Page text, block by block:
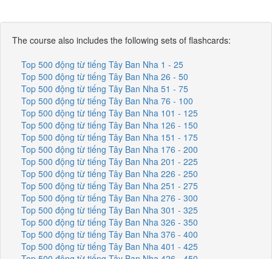
The course also includes the following sets of flashcards:
Top 500 động từ tiếng Tây Ban Nha 1 - 25
Top 500 động từ tiếng Tây Ban Nha 26 - 50
Top 500 động từ tiếng Tây Ban Nha 51 - 75
Top 500 động từ tiếng Tây Ban Nha 76 - 100
Top 500 động từ tiếng Tây Ban Nha 101 - 125
Top 500 động từ tiếng Tây Ban Nha 126 - 150
Top 500 động từ tiếng Tây Ban Nha 151 - 175
Top 500 động từ tiếng Tây Ban Nha 176 - 200
Top 500 động từ tiếng Tây Ban Nha 201 - 225
Top 500 động từ tiếng Tây Ban Nha 226 - 250
Top 500 động từ tiếng Tây Ban Nha 251 - 275
Top 500 động từ tiếng Tây Ban Nha 276 - 300
Top 500 động từ tiếng Tây Ban Nha 301 - 325
Top 500 động từ tiếng Tây Ban Nha 326 - 350
Top 500 động từ tiếng Tây Ban Nha 376 - 400
Top 500 động từ tiếng Tây Ban Nha 401 - 425